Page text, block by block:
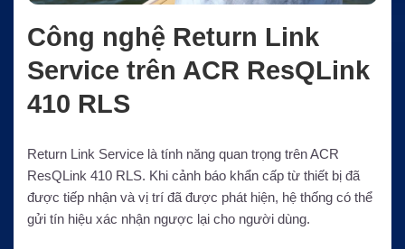
Công nghệ Return Link
Service trên ACR ResQLink
410 RLS
Return Link Service là tính năng quan trọng trên ACR
ResQLink 410 RLS. Khi cảnh báo khẩn cấp từ thiết bị đã
được tiếp nhận và vị trí đã được phát hiện, hệ thống có thể
gửi tín hiệu xác nhận ngược lại cho người dùng.